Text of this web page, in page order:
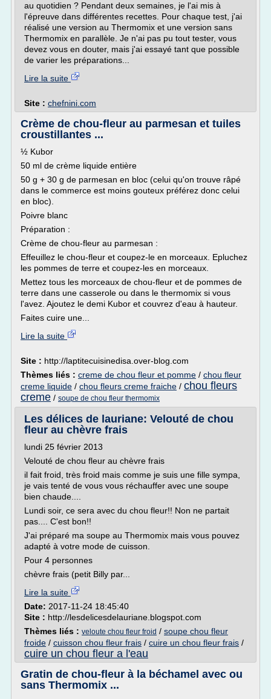
au quotidien ? Pendant deux semaines, je l'ai mis à
l'épreuve dans différentes recettes. Pour chaque test, j'ai
réalisé une version au Thermomix et une version sans
Thermomix en parallèle. Je n'ai pas pu tout tester, vous
devez vous en douter, mais j'ai essayé tant que possible
de varier les préparations...
Lire la suite
Site : chefnini.com
Crème de chou-fleur au parmesan et tuiles
croustillantes ...
½ Kubor
50 ml de crème liquide entière
50 g + 30 g de parmesan en bloc (celui qu'on trouve râpé
dans le commerce est moins gouteux préférez donc celui
en bloc).
Poivre blanc
Préparation :
Crème de chou-fleur au parmesan :
Effeuillez le chou-fleur et coupez-le en morceaux. Epluchez
les pommes de terre et coupez-les en morceaux.
Mettez tous les morceaux de chou-fleur et de pommes de
terre dans une casserole ou dans le thermomix si vous
l'avez. Ajoutez le demi Kubor et couvrez d'eau à hauteur.
Faites cuire une...
Lire la suite
Site : http://laptitecuisinedisa.over-blog.com
Thèmes liés : creme de chou fleur et pomme / chou fleur
creme liquide / chou fleurs creme fraiche / chou fleurs
creme / soupe de chou fleur thermomix
Les délices de lauriane: Velouté de chou
fleur au chèvre frais
lundi 25 février 2013
Velouté de chou fleur au chèvre frais
il fait froid, très froid mais comme je suis une fille sympa,
je vais tenté de vous vous réchauffer avec une soupe
bien chaude....
Lundi soir, ce sera avec du chou fleur!! Non ne partait
pas.... C'est bon!!
J'ai préparé ma soupe au Thermomix mais vous pouvez
adapté à votre mode de cuisson.
Pour 4 personnes
chèvre frais (petit Billy par...
Lire la suite
Date: 2017-11-24 18:45:40
Site : http://lesdelicesdelauriane.blogspot.com
Thèmes liés : veloute chou fleur froid / soupe chou fleur
froide / cuisson chou fleur frais / cuire un chou fleur frais /
cuire un chou fleur a l'eau
Gratin de chou-fleur à la béchamel avec ou
sans Thermomix ...